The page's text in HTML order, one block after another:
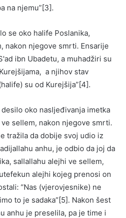
na njemu”[3].
se oko halife Poslanika,
nakon njegove smrti. Ensarije
ibn Ubadetu, a muhadžiri su
a njihov stav
su od Kurejšija”[4].
oko nasljeđivanja imetka
sellem, nakon njegove smrti.
tražila da dobije svoj udio iz
anhu, je odbio da joj da
sallallahu alejhi ve sellem,
alejhi kojeg prenosi on
“Nas (vjerovjesnike) ne
to je sadaka”[5]. Nakon šest
anhu je preselila, pa je time i